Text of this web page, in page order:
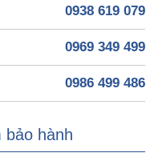
0938 619 079
0969 349 499
0986 499 486
bảo hành